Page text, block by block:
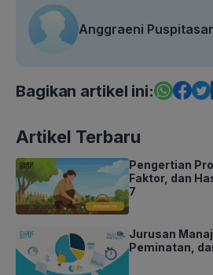
Anggraeni
Bagikan artikel ini:
Artikel Terbaru
Pengertian
Faktor, dan
7
Jurusan
Peminatan,